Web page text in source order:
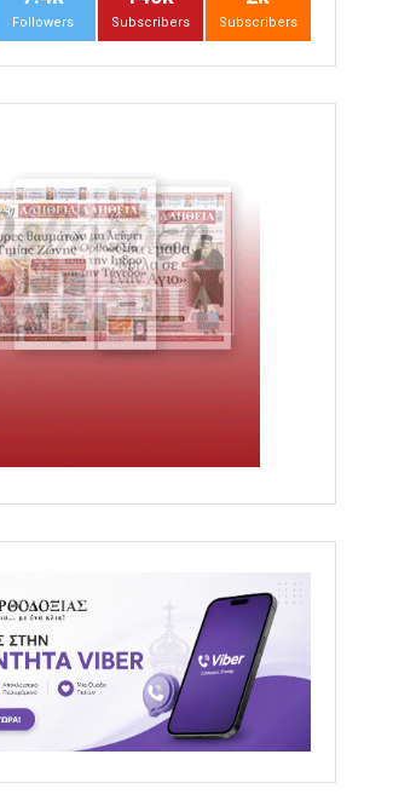
Followers Subscribers Subscribers